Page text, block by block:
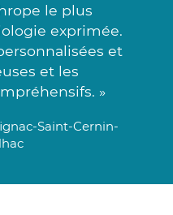
le plus
exprimée.
et
et les
»
Saint-Cernin-